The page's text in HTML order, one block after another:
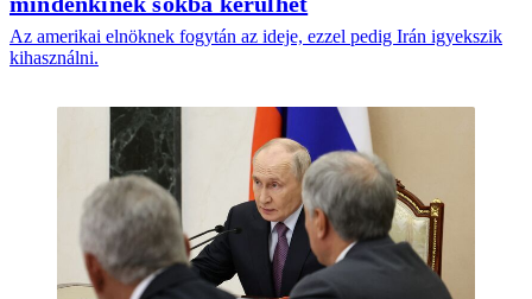
Az amerikai elnöknek fogytán az ideje, ezzel pedig Irán igyekszik
kihasználni.